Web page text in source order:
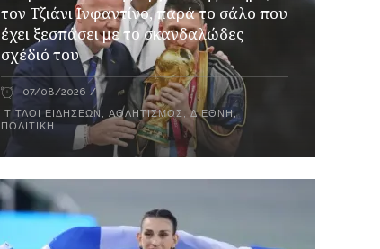
τον Τζιάνι Ινφαντίνο, παρά το σάλο που
έχει ξεσπάσει με το σκανδαλώδες
σχέδιό του
07/08/2026
ΤΊΤΛΟΙ ΕΙΔΉΣΕΩΝ ,ΑΘΛΗΤΙΣΜΌΣ,ΔΙΕΘΝΉ,
ΠΟΛΙΤΙΚΉ